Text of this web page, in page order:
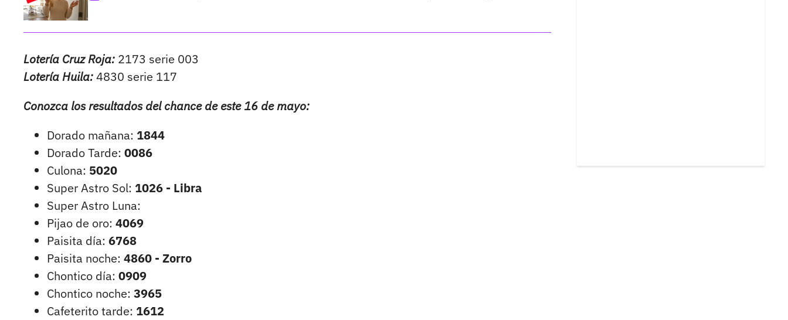
Lotería Cruz Roja: 2173 serie 003
Lotería Huila:4830 serie 117
Conozca los resultados del chance de este 16 de mayo:
Dorado mañana: 1844
Dorado Tarde: 0086
Culona: 5020
Super Astro Sol: 1026 - Libra
Super Astro Luna:
Pijao de oro: 4069
Paisita día: 6768
Paisita noche: 4860 - Zorro
Chontico día: 0909
Chontico noche: 3965
Cafeterito tarde: 1612